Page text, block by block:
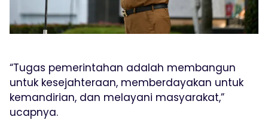
“Tugas pemerintahan adalah membangun
untuk kesejahteraan, memberdayakan untuk
kemandirian, dan melayani masyarakat,”
ucapnya.